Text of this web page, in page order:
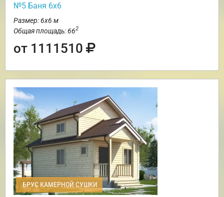
№5 Баня 6х6
Размер: 6х6 м
Общая площадь: 662
от 1111510
БРУС КАМЕРНОЙ СУШКИ